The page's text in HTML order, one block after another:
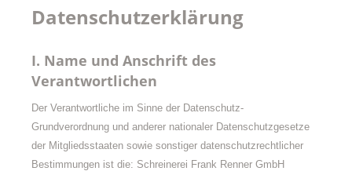
Datenschutzerklärung
I. Name und Anschrift des
Verantwortlichen
Der Verantwortliche im Sinne der Datenschutz-
Grundverordnung und anderer nationaler Datenschutzgesetze
der Mitgliedsstaaten sowie sonstiger datenschutzrechtlicher
Bestimmungen ist die: Schreinerei Frank Renner GmbH